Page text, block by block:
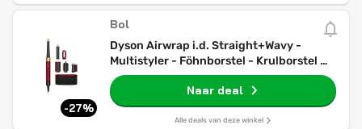
-27%
Bol
Dyson Airwrap i.d. Straight+Wavy -
Multistyler - Föhnborstel - Krulborstel -
Red Velvet/Goud
Naar deal
Alle deals van deze winkel